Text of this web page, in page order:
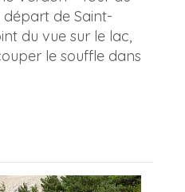
départ de Saint-
du vue sur le lac,
le souffle dans